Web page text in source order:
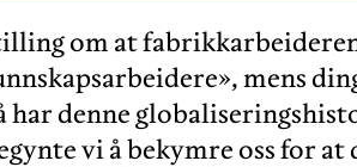
om at
mens
har denne
vi å bekymre oss for at